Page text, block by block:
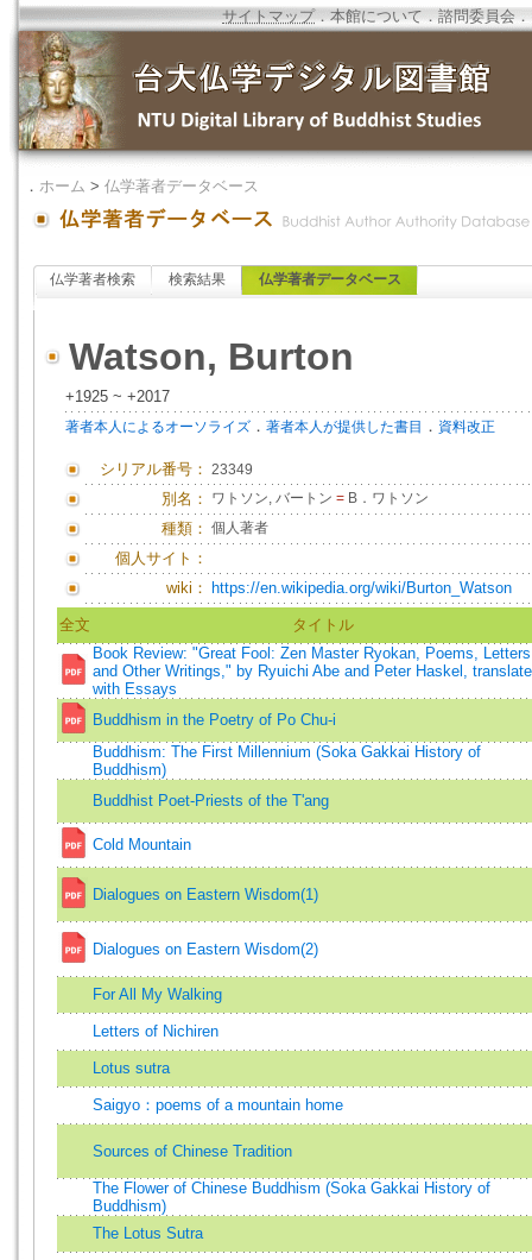
サイトマップ．本館について ．諮問委員会 ．
． ホーム > 仏学著者データベース
仏学著者検索 検索結果 仏学著者データベース
Watson, Burton
+1925 ~ +2017
著者本人によるオーソライズ ． 著者本人が提供した書目 ． 資料改正
シリアル番号： 23349
別名： ワトソン, バートン = B．ワトソン
種類： 個人著者
個人サイト：
wiki：
https://en.wikipedia.org/wiki/Burton_Watson
全文
タイトル
Book Review: "Great Fool: Zen Master Ryokan, Poems, Letters
and Other Writings," by Ryuichi Abe and Peter Haskel,
with Essays
Buddhism in the Poetry of Po Chu-i
Buddhism: The First Millennium (Soka Gakkai History of
Buddhism)
Buddhist Poet-Priests of the T'ang
Cold Mountain
Dialogues on Eastern Wisdom(1)
Dialogues on Eastern Wisdom(2)
For All My Walking
Letters of Nichiren
Lotus sutra
Saigyo：poems of a mountain home
Sources of Chinese Tradition
The Flower of Chinese Buddhism (Soka Gakkai History of
Buddhism)
The Lotus Sutra